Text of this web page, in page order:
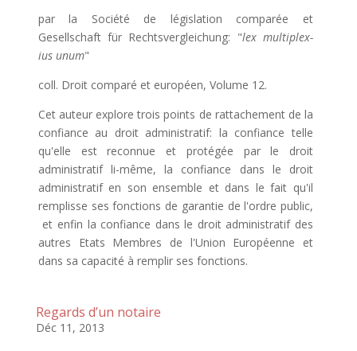
par la Société de législation comparée et
Gesellschaft für Rechtsvergleichung: "lex multiplex-
ius unum"
coll. Droit comparé et européen, Volume 12.
Cet auteur explore trois points de rattachement de la
confiance au droit administratif: la confiance telle
qu'elle est reconnue et protégée par le droit
administratif li-même, la confiance dans le droit
administratif en son ensemble et dans le fait qu'il
remplisse ses fonctions de garantie de l'ordre public,
et enfin la confiance dans le droit administratif des
autres Etats Membres de l'Union Européenne et
dans sa capacité à remplir ses fonctions.
Regards d’un notaire
Déc 11, 2013